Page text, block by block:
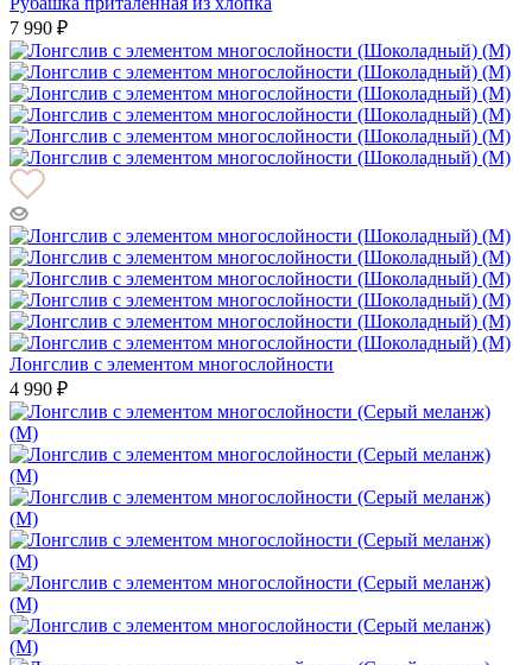
7 990 ₽
Лонгслив с элементом многослойности
4 990 ₽